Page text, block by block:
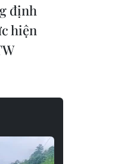
định
hiện